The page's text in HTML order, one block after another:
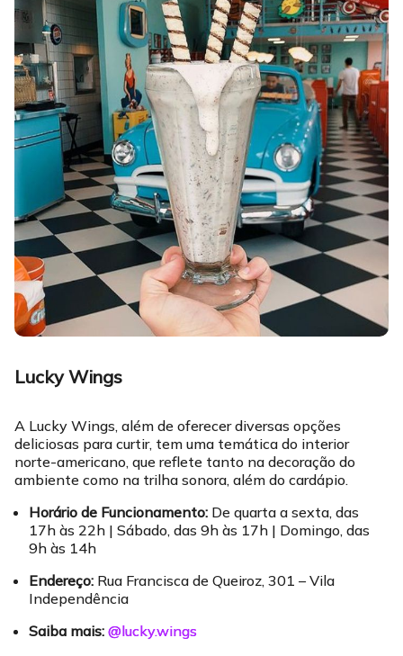
Lucky Wings
A Lucky Wings, além de oferecer diversas opções
deliciosas para curtir, tem uma temática do interior
norte-americano, que reflete tanto na decoração do
ambiente como na trilha sonora, além do cardápio.
Horário de Funcionamento: De quarta a sexta, das
17h às 22h | Sábado, das 9h às 17h | Domingo, das
9h às 14h
Endereço: Rua Francisca de Queiroz, 301 – Vila
Independência
Saiba mais: @lucky.wings